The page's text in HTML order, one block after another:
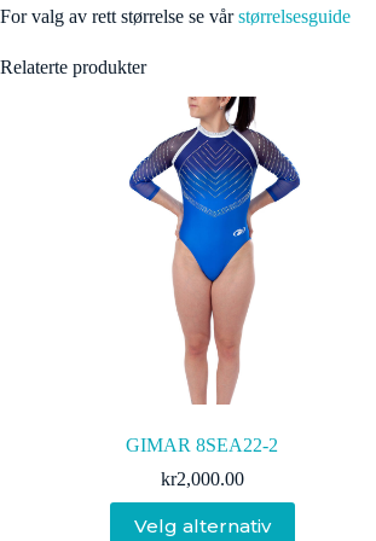
For valg av rett størrelse se vårstørrelsesguide
Relaterte produkter
GIMAR 8SEA22-2
kr2,000.00
Velg alternativ
produktet